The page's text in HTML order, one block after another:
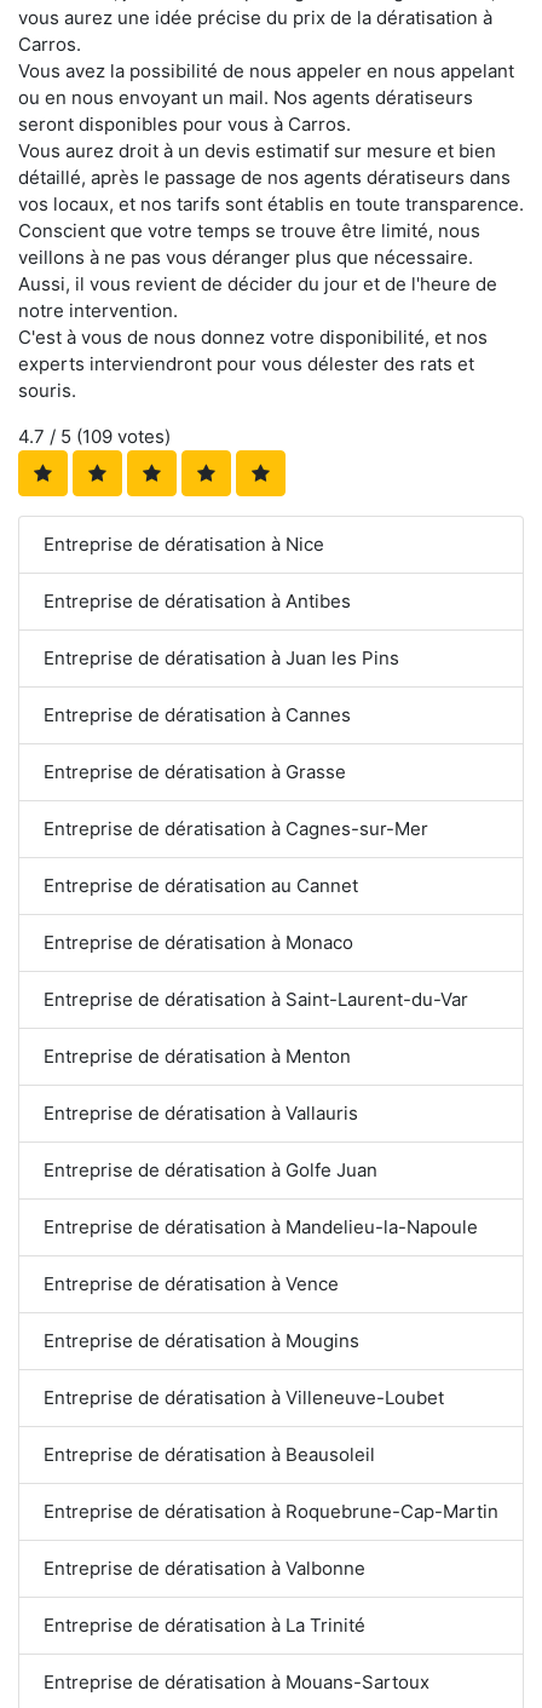
vous aurez une idée précise du prix de la dératisation à
Carros.
Vous avez la possibilité de nous appeler en nous appelant
ou en nous envoyant un mail. Nos agents dératiseurs
seront disponibles pour vous à Carros.
Vous aurez droit à un devis estimatif sur mesure et bien
détaillé, après le passage de nos agents dératiseurs dans
vos locaux, et nos tarifs sont établis en toute transparence.
Conscient que votre temps se trouve être limité, nous
veillons à ne pas vous déranger plus que nécessaire.
Aussi, il vous revient de décider du jour et de l'heure de
notre intervention.
C'est à vous de nous donnez votre disponibilité, et nos
experts interviendront pour vous délester des rats et
souris.
4.7 / 5 (109 votes)
Entreprise de dératisation à Nice
Entreprise de dératisation à Antibes
Entreprise de dératisation à Juan les Pins
Entreprise de dératisation à Cannes
Entreprise de dératisation à Grasse
Entreprise de dératisation à Cagnes-sur-Mer
Entreprise de dératisation au Cannet
Entreprise de dératisation à Monaco
Entreprise de dératisation à Saint-Laurent-du-Var
Entreprise de dératisation à Menton
Entreprise de dératisation à Vallauris
Entreprise de dératisation à Golfe Juan
Entreprise de dératisation à Mandelieu-la-Napoule
Entreprise de dératisation à Vence
Entreprise de dératisation à Mougins
Entreprise de dératisation à Villeneuve-Loubet
Entreprise de dératisation à Beausoleil
Entreprise de dératisation à Roquebrune-Cap-Martin
Entreprise de dératisation à Valbonne
Entreprise de dératisation à La Trinité
Entreprise de dératisation à Mouans-Sartoux